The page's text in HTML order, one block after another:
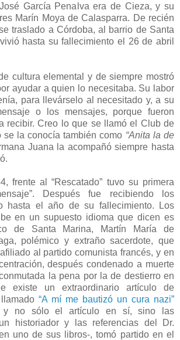
García Penalva era de Cieza, y su
Marín Moya de Calasparra. De recién
traslado a Córdoba, al barrio de Santa
hasta su fallecimiento el 26 de abril
cultura elemental y de siempre mostró
ayudar a quien lo necesitaba. Su labor
para llevárselo al necesitado y, a su
o los mensajes, porque fueron
recibir. Creo lo que se llamó el Club de
se la conocía también como “Anita la de
Juana la acompañó siempre hasta
frente al “Rescatado” tuvo su primera
Después fue recibiendo los
hasta el año de su fallecimiento. Los
en un supuesto idioma que dicen es
de Santa Marina, Martín María de
polémico y extraño sacerdote, que
al partido comunista francés, y en
después condenado a muerte
la pena por la de destierro en
existe un extraordinario artículo de
“A mí me bautizó un cura nazi”
y no sólo el artículo en sí, sino las
historiador y las referencias del Dr.
uno de sus libros-, tomó partido en el